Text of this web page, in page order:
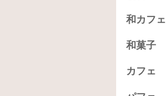
和カフェ
和菓子
カフェ